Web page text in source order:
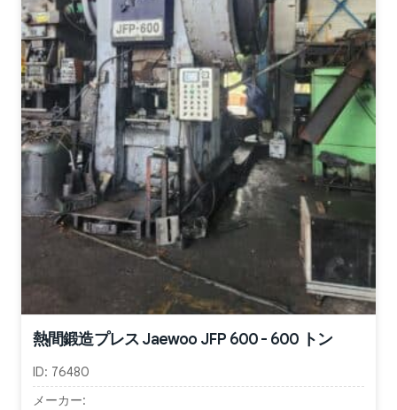
熱間鍛造プレス Jaewoo JFP 600 - 600 トン
ID: 76480
メーカー: